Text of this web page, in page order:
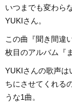
いつまでも変わら
YUKIさん。
この曲『聞き間違
枚目のアルバム『
YUKIさんの歌声は
ちにさせてくれる
うな1曲。